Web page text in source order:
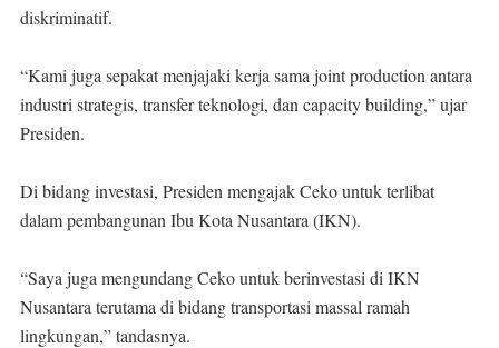
diskriminatif.
“Kami juga sepakat menjajaki kerja sama joint production antara
industri strategis, transfer teknologi, dan capacity building,” ujar
Presiden.
Di bidang investasi, Presiden mengajak Ceko untuk terlibat
dalam pembangunan Ibu Kota Nusantara (IKN).
“Saya juga mengundang Ceko untuk berinvestasi di IKN
Nusantara terutama di bidang transportasi massal ramah
lingkungan,” tandasnya.